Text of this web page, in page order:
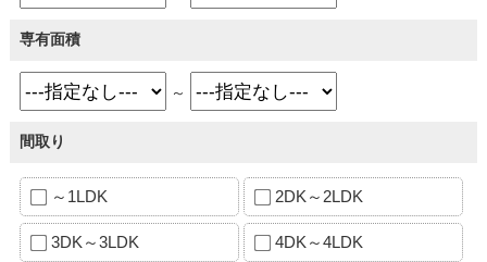
専有面積
～
間取り
～1LDK 2DK～2LDK
3DK～3LDK 4DK～4LDK